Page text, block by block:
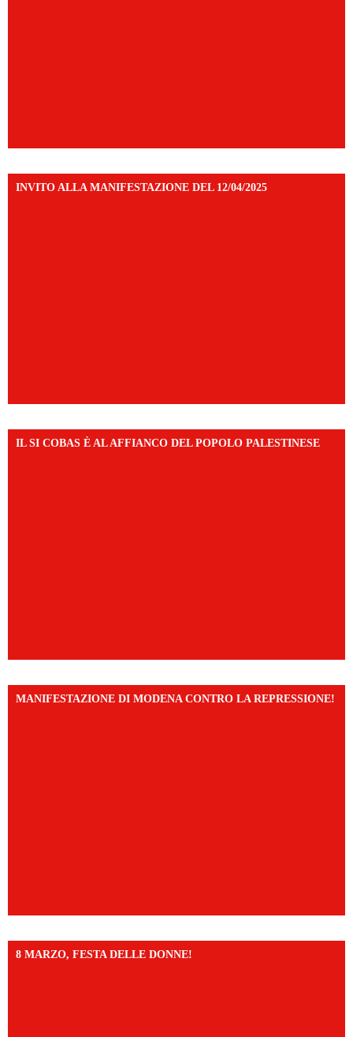
INVITO ALLA MANIFESTAZIONE DEL 12/04/2025
IL SI COBAS È AL AFFIANCO DEL POPOLO PALESTINESE
MANIFESTAZIONE DI MODENA CONTRO LA REPRESSIONE!
8 MARZO, FESTA DELLE DONNE!